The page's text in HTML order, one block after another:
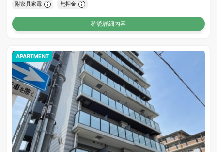
附家具家電 無押金
確認詳細內容
APARTMENT